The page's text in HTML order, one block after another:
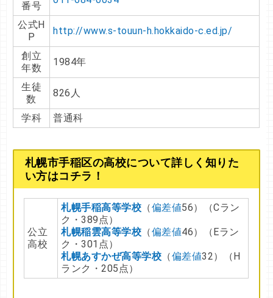
番号
公式H
P
http://www.s-touun-h.hokkaido-c.ed.jp/
創立
年数
1984年
生徒
数
826人
学科 普通科
札幌市手稲区の高校について詳しく知りた
い方はコチラ！
公立
高校
札幌手稲高等学校 （偏差値56）（Cラン
ク・389点）
札幌稲雲高等学校 （偏差値46）（Eラン
ク・301点）
札幌あすかぜ高等学校 （偏差値32）（H
ランク・205点）